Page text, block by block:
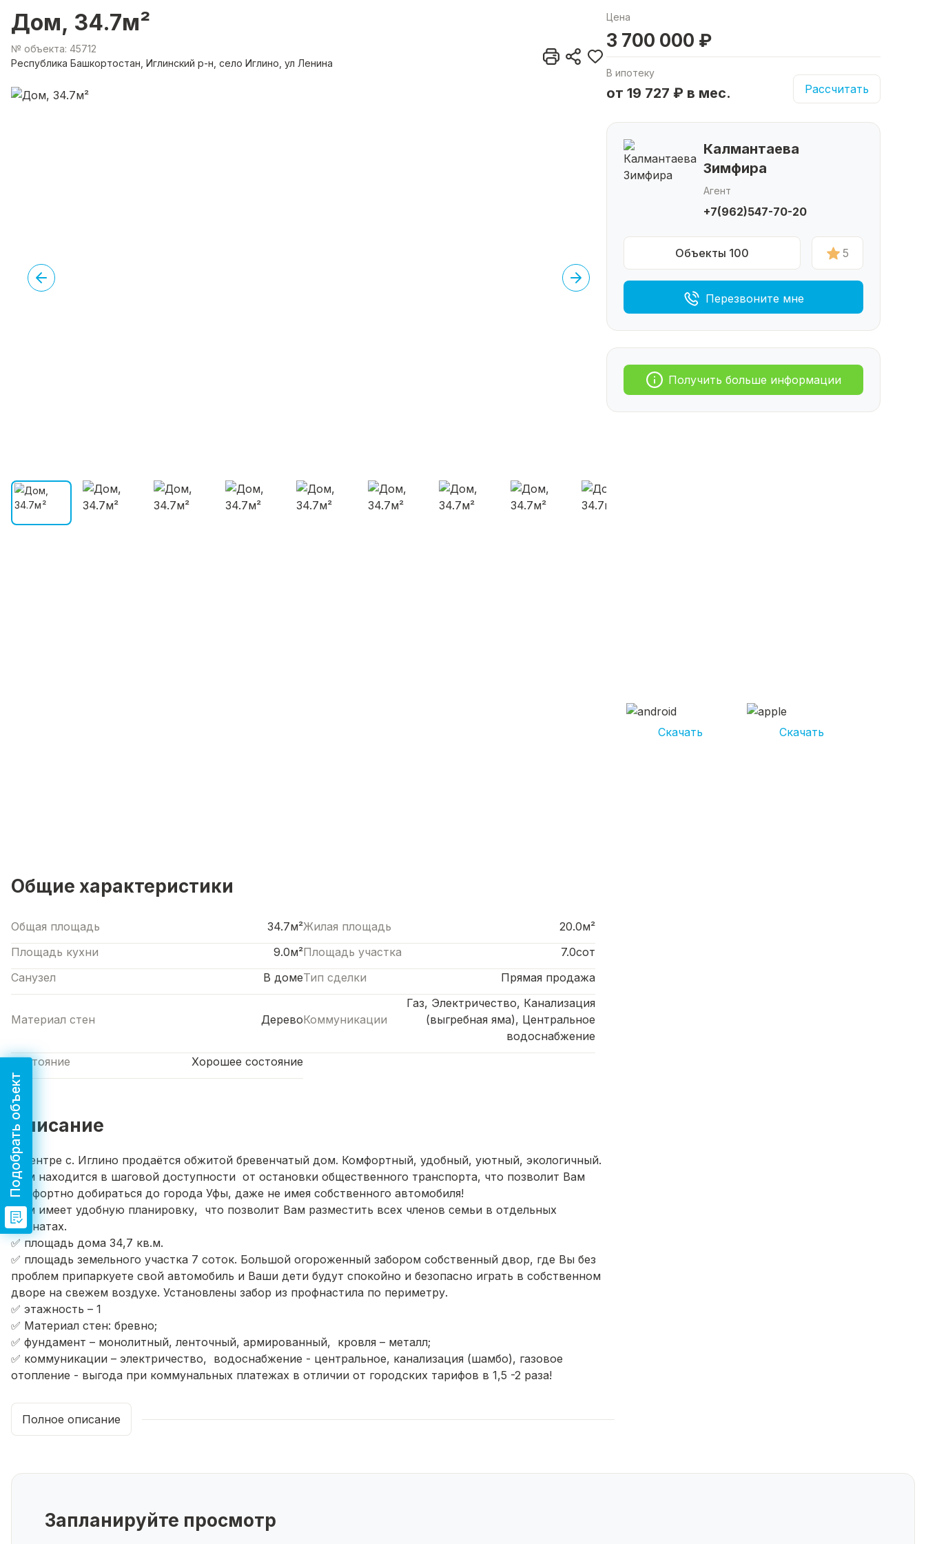
Дом, 34.7м²
№ объекта: 45712
Республика Башкортостан, Иглинский р-н, село Иглино, ул Ленина
Цена
3 700 000 ₽
В ипотеку
от 19 727 ₽ в мес. Рассчитать
Калмантаева
Зимфира
Агент
+7(962)547-70-20
Объекты 100 5
Перезвоните мне
Получить больше информации
Скачать Скачать
Общие характеристики
Общая площадь 34.7м²Жилая площадь
20.0м²
Площадь кухни
9.0м²Площадь участка
7.0сот
Санузел
В домеТип сделки Прямая продажа
Материал стен ДеревоКоммуникации
Газ, Электричество, Канализация
(выгребная яма), Центральное
водоснабжение
Состояние
Хорошее состояние
Описание
В центре с. Иглино продаётся обжитой бревенчатый дом. Комфортный, удобный, уютный, экологичный.
Дом находится в шаговой доступности от остановки общественного транспорта, что позволит Вам
комфортно добираться до города Уфы, даже не имея собственного автомобиля!
Дом имеет удобную планировку, что позволит Вам разместить всех членов семьи в отдельных
комнатах.
✅ площадь дома 34,7 кв.м.
✅ площадь земельного участка 7 соток. Большой огороженный забором собственный двор, где Вы без
проблем припаркуете свой автомобиль и Ваши дети будут спокойно и безопасно играть в собственном
дворе на свежем воздухе. Установлены забор из профнастила по периметру.
✅ этажность – 1
✅ Материал стен: бревно;
✅ фундамент – монолитный, ленточный, армированный, кровля – металл;
✅ коммуникации – электричество, водоснабжение - центральное, канализация (шамбо), газовое
отопление - выгода при коммунальных платежах в отличии от городских тарифов в 1,5 -2 раза!
✅ планировка: веранда, 2 спальные комнаты, кухня-гостиная, санузел.
✅При продаже, по согласованию с покупателями, остается мебель.
✅ арестов и обременений нет
✅ Звоните! Ждём Вас на просмотр.
Полное описание
Запланируйте просмотр
Подобрать объект